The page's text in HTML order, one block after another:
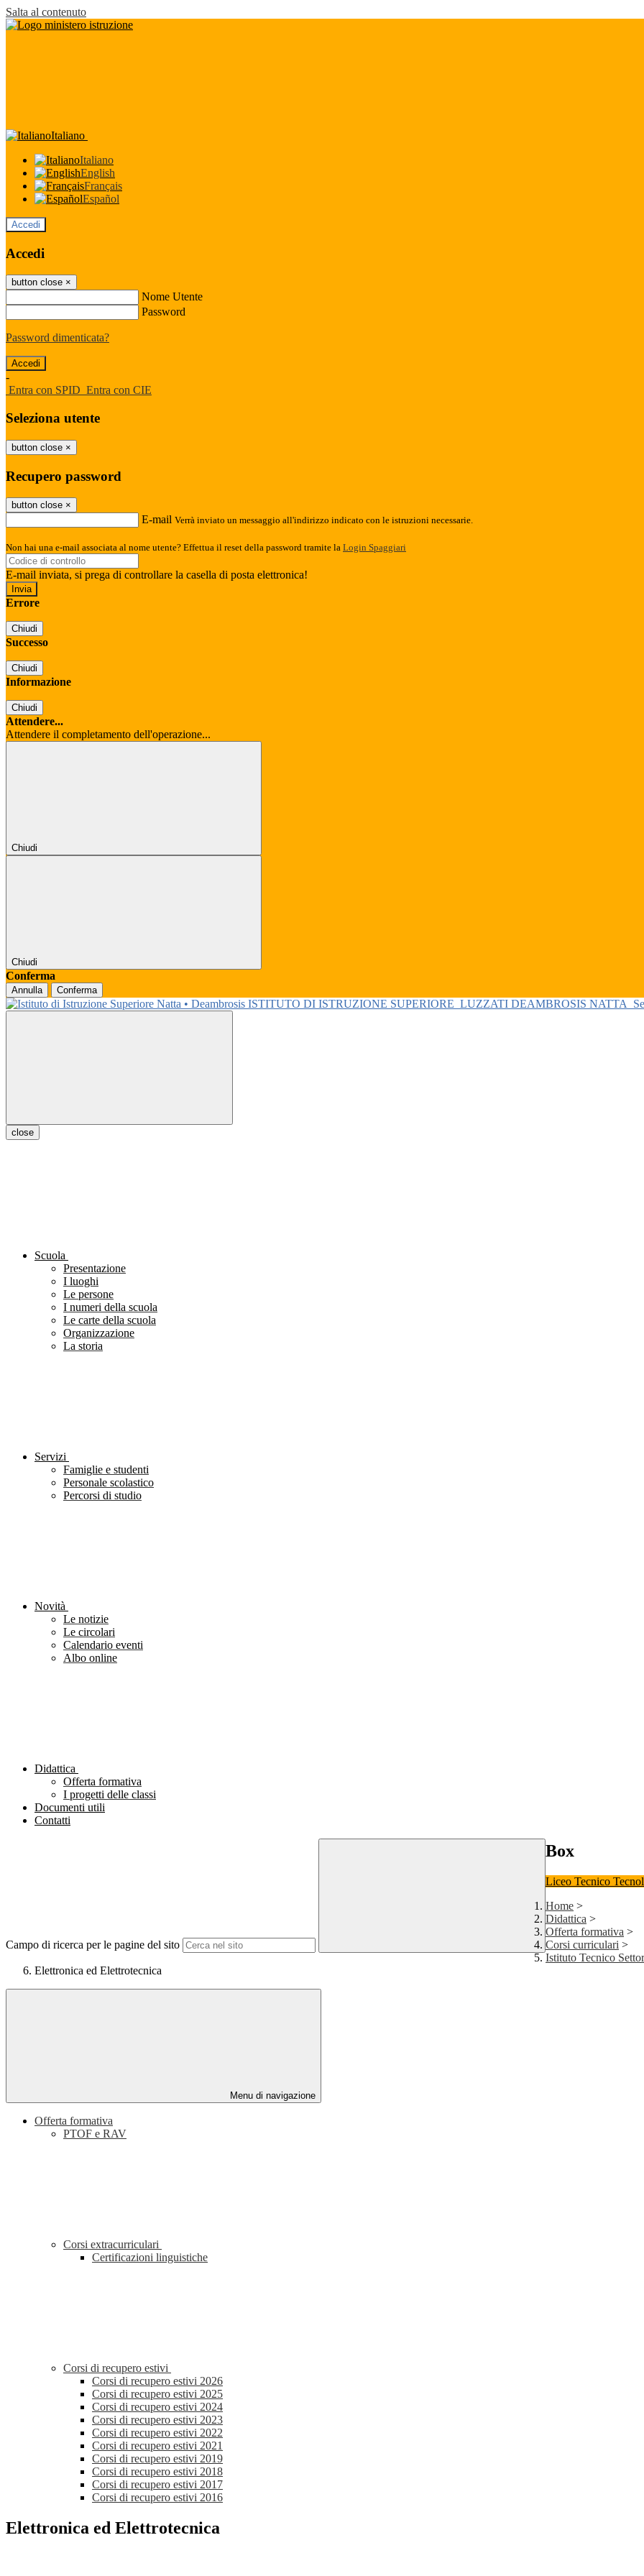
Salta al contenuto
Italiano
Italiano
English
Français
Español
Accedi
Accedi
button close ×
Nome Utente
Password
Password dimenticata?
-
Entra con SPID Entra con CIE
Seleziona utente
button close ×
Recupero password
button close ×
E-mail Verrà inviato un messaggio all'indirizzo indicato con le istruzioni necessarie.
Non hai una e-mail associata al nome utente? Effettua il reset della password tramite la Login Spaggiari
E-mail inviata, si prega di controllare la casella di posta elettronica!
Errore
Chiudi
Successo
Chiudi
Informazione
Chiudi
Attendere...
Attendere il completamento dell'operazione...
Chiudi
Chiudi
Conferma
Annulla Conferma
ISTITUTO DI ISTRUZIONE SUPERIORE LUZZATI DEAMBROSIS NATTA
close
Scuola
Presentazione
I luoghi
Le persone
I numeri della scuola
Le carte della scuola
Organizzazione
La storia
Servizi
Famiglie e studenti
Personale scolastico
Percorsi di studio
Novità
Le notizie
Le circolari
Calendario eventi
Albo online
Didattica
Offerta formativa
I progetti delle classi
Documenti utili
Contatti
Campo di ricerca per le pagine del sito
Box
Liceo Tecnico
Home >
Didattica >
Offerta formativa >
Corsi curriculari >
Istituto Tecnico
Elettronica ed Elettrotecnica
Menu di navigazione
Offerta formativa
PTOF e RAV
Corsi extracurriculari
Certificazioni linguistiche
Corsi di recupero estivi
Corsi di recupero estivi 2026
Corsi di recupero estivi 2025
Corsi di recupero estivi 2024
Corsi di recupero estivi 2023
Corsi di recupero estivi 2022
Corsi di recupero estivi 2021
Corsi di recupero estivi 2019
Corsi di recupero estivi 2018
Corsi di recupero estivi 2017
Corsi di recupero estivi 2016
Elettronica ed Elettrotecnica